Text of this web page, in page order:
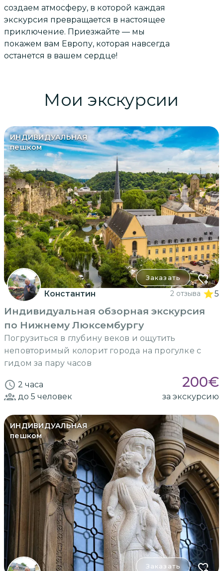
создаем атмосферу, в которой каждая
экскурсия превращается в настоящее
приключение. Приезжайте — мы
покажем вам Европу, которая навсегда
останется в вашем сердце!
Мои экскурсии
ИНДИВИДУАЛЬНАЯ
пешком
Заказать
Константин 2 отзыва 5
Индивидуальная обзорная экскурсия
по Нижнему Люксембургу
Погрузиться в глубину веков и ощутить
неповторимый колорит города на прогулке с
гидом за пару часов
2 часа 200€
до 5 человек за экскурсию
ИНДИВИДУАЛЬНАЯ
пешком
Заказать